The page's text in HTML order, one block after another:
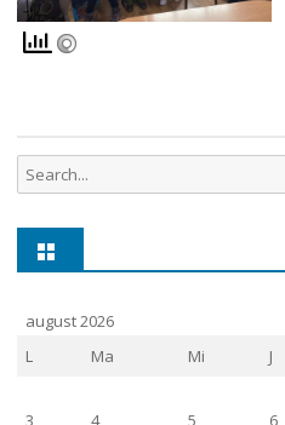
Search
for:
august 2026
L
Ma Mi J
3
4 5 6